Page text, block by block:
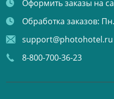
Оформить заказы на
Обработка заказов:
support@photohotel.ru
8-800-700-36-23